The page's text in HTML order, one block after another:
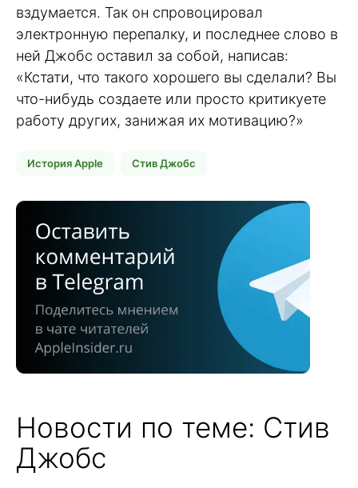
вздумается. Так он спровоцировал
электронную перепалку, и последнее слово в
ней Джобс оставил за собой, написав:
«Кстати, что такого хорошего вы сделали? Вы
что-нибудь создаете или просто критикуете
работу других, занижая их мотивацию?»
История Apple Стив Джобс
Новости по теме: Стив
Джобс